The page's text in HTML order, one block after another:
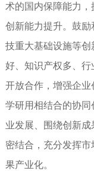
术的国内保障能力
创新能力提升。鼓
技重大基础设施等
好、知识产权多、
开放合作，增强企
学研用相结合的协
业发展、围绕创新
密结合，充分发挥
果产业化。